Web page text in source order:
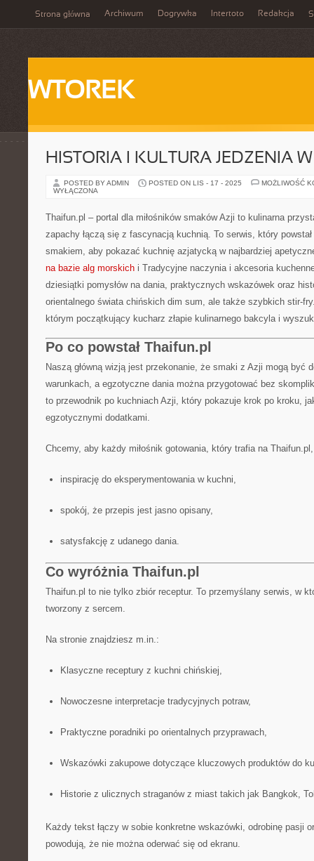
Strona główna Archiwum Dogrywka Intertoto Redakcja
WTOREK
HISTORIA I KULTURA JEDZENIA
POSTED BY ADMIN POSTED ON LIS - 17 - 2025
MOŻLIWOŚĆ
WYŁĄCZONA
Thaifun.pl – portal dla miłośników smaków Azji to kulinarna
zapachy łączą się z fascynacją kuchnią. To serwis, który
smakiem, aby pokazać kuchnię azjatycką w najbardziej
na bazie alg morskich i Tradycyjne naczynia i akcesoria
dziesiątki pomysłów na dania, praktycznych wskazówek oraz
orientalnego świata chińskich dim sum, ale także szybkich stir-
którym początkujący kucharz złapie kulinarnego bakcyla i
Po co powstał Thaifun.pl
Naszą główną wizją jest przekonanie, że smaki z Azji mogą być
warunkach, a egzotyczne dania można przygotować bez
to przewodnik po kuchniach Azji, który pokazuje krok po kroku,
egzotycznymi dodatkami.
Chcemy, aby każdy miłośnik gotowania, który trafia na
inspirację do eksperymentowania w kuchni,
spokój, że przepis jest jasno opisany,
satysfakcję z udanego dania.
Co wyróżnia Thaifun.pl
Thaifun.pl to nie tylko zbiór receptur. To przemyślany serwis, w
tworzony z sercem.
Na stronie znajdziesz m.in.:
Klasyczne receptury z kuchni chińskiej,
Nowoczesne interpretacje tradycyjnych potraw,
Praktyczne poradniki po orientalnych przyprawach,
Wskazówki zakupowe dotyczące kluczowych produktów do
Historie z ulicznych straganów z miast takich jak Bangkok,
Każdy tekst łączy w sobie konkretne wskazówki, odrobinę pasji
powodują, że nie można oderwać się od ekranu.